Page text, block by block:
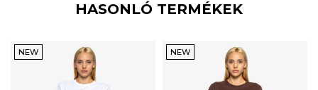
HASONLÓ TERMÉKEK
NEW NEW